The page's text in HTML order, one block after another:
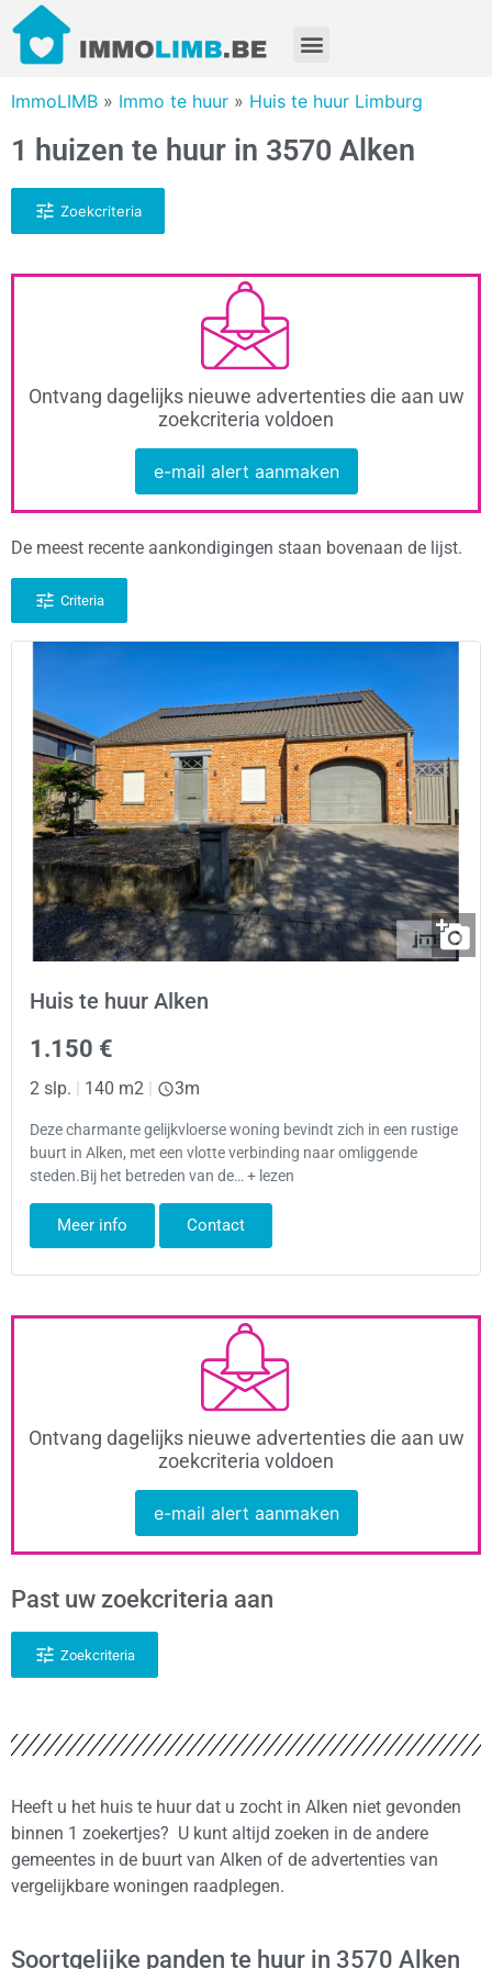
ImmoLIMB » Immo te huur » Huis te huur Limburg
1 huizen te huur in 3570 Alken
Zoekcriteria
Ontvang dagelijks nieuwe advertenties die aan uw
zoekcriteria voldoen
e-mail alert aanmaken
De meest recente aankondigingen staan bovenaan de lijst.
Criteria
Huis te huur Alken
1.150 €
2 slp. 140 m2 3m
Deze charmante gelijkvloerse woning bevindt zich in een rustige
buurt in Alken, met een vlotte verbinding naar omliggende
steden.Bij het betreden van de… + lezen
Meer info Contact
Ontvang dagelijks nieuwe advertenties die aan uw
zoekcriteria voldoen
e-mail alert aanmaken
Past uw zoekcriteria aan
Zoekcriteria
Heeft u het huis te huur dat u zocht in Alken niet gevonden
binnen 1 zoekertjes? U kunt altijd zoeken in de andere
gemeentes in de buurt van Alken of de advertenties van
vergelijkbare woningen raadplegen.
Soortgelijke panden te huur in 3570 Alken